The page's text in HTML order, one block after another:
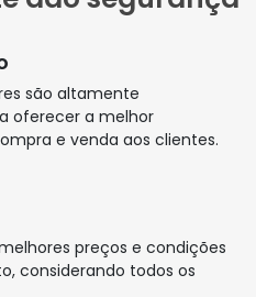
são altamente
oferecer a melhor
e venda aos clientes.
preços e condições
considerando todos os